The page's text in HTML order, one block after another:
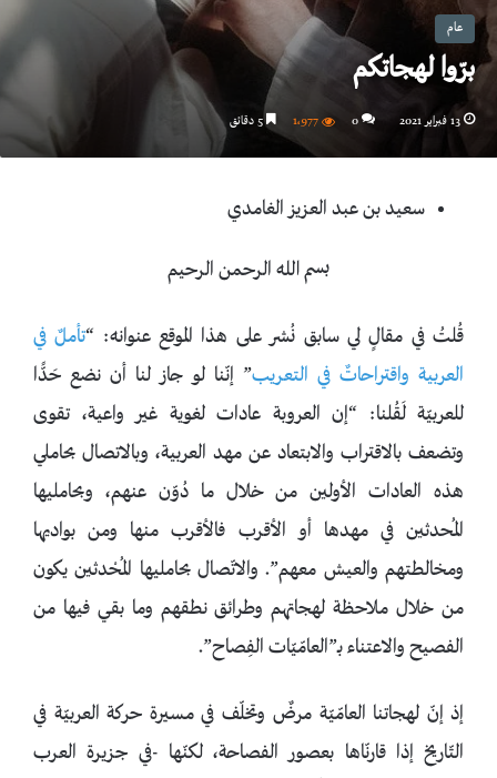
عام
برّوا لهجاتكم
13 فبراير 2021 0 1٬977 5 دقائق
سعيد بن عبد العزيز الغامدي
بسم الله الرحمن الرحيم
قُلتُ في مقالٍ لي سابق نُشر على هذا الموقع عنوانه: “تأملٌ في
العربية واقتراحاتٌ في التعريب” إنّنا لو جاز لنا أن نضع حَدًّا
للعربيّة لَقُلنا: “إن العروبة عادات لغوية غير واعية، تقوى
وتضعف بالاقتراب والابتعاد عن مهد العربية، وبالاتصال بحاملي
هذه العادات الأولين من خلال ما دُوّن عنهم، وبحامليها
المُحدثين في مهدها أو الأقرب فالأقرب منها ومن بواديها
ومخالطتهم والعيش معهم”. والاتّصال بحامليها المُحْدثين يكون
من خلال ملاحظة لهجاتهم وطرائق نطقهم وما بقي فيها من
الفصيح والاعتناء بـ”العامّيّات الفِصاح”.
إذ إنّ لهجاتنا العامّيّة مرضٌ وتخلّف في مسيرة حركة العربيّة في
التّاريخ إذا قارنّاها بعصور الفصاحة، لكنّها -في جزيرة العرب